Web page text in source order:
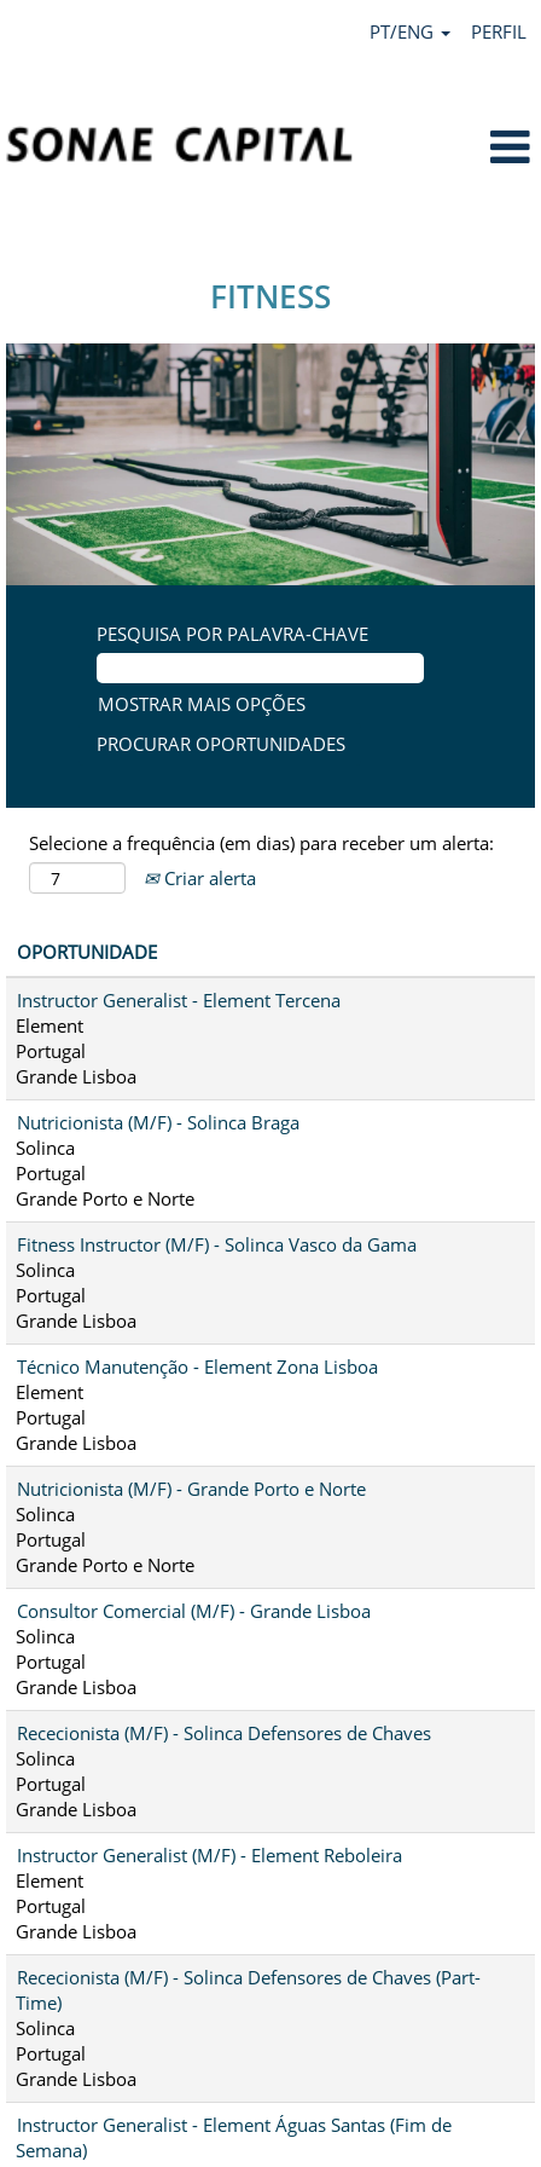
PT/ENG PERFIL
FITNESS
PESQUISA POR PALAVRA-CHAVE
MOSTRAR MAIS OPÇÕES
Selecione a frequência (em dias) para receber um alerta:
Criar alerta
OPORTUNIDADE
Instructor Generalist - Element Tercena
Element
Portugal
Grande Lisboa
Nutricionista (M/F) - Solinca Braga
Solinca
Portugal
Grande Porto e Norte
Fitness Instructor (M/F) - Solinca Vasco da Gama
Solinca
Portugal
Grande Lisboa
Técnico Manutenção - Element Zona Lisboa
Element
Portugal
Grande Lisboa
Nutricionista (M/F) - Grande Porto e Norte
Solinca
Portugal
Grande Porto e Norte
Consultor Comercial (M/F) - Grande Lisboa
Solinca
Portugal
Grande Lisboa
Rececionista (M/F) - Solinca Defensores de Chaves
Solinca
Portugal
Grande Lisboa
Instructor Generalist (M/F) - Element Reboleira
Element
Portugal
Grande Lisboa
Rececionista (M/F) - Solinca Defensores de Chaves (Part-
Time)
Solinca
Portugal
Grande Lisboa
Instructor Generalist - Element Águas Santas (Fim de
Semana)